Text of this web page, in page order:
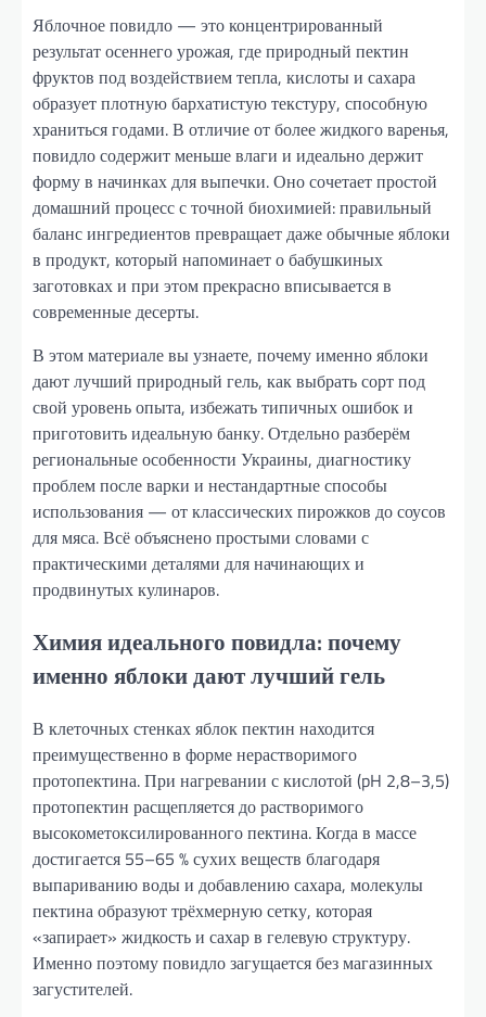
Яблочное повидло — это концентрированный
результат осеннего урожая, где природный пектин
фруктов под воздействием тепла, кислоты и сахара
образует плотную бархатистую текстуру, способную
храниться годами. В отличие от более жидкого варенья,
повидло содержит меньше влаги и идеально держит
форму в начинках для выпечки. Оно сочетает простой
домашний процесс с точной биохимией: правильный
баланс ингредиентов превращает даже обычные яблоки
в продукт, который напоминает о бабушкиных
заготовках и при этом прекрасно вписывается в
современные десерты.
В этом материале вы узнаете, почему именно яблоки
дают лучший природный гель, как выбрать сорт под
свой уровень опыта, избежать типичных ошибок и
приготовить идеальную банку. Отдельно разберём
региональные особенности Украины, диагностику
проблем после варки и нестандартные способы
использования — от классических пирожков до соусов
для мяса. Всё объяснено простыми словами с
практическими деталями для начинающих и
продвинутых кулинаров.
Химия идеального повидла: почему
именно яблоки дают лучший гель
В клеточных стенках яблок пектин находится
преимущественно в форме нерастворимого
протопектина. При нагревании с кислотой (pH 2,8–3,5)
протопектин расщепляется до растворимого
высокометоксилированного пектина. Когда в массе
достигается 55–65 % сухих веществ благодаря
выпариванию воды и добавлению сахара, молекулы
пектина образуют трёхмерную сетку, которая
«запирает» жидкость и сахар в гелевую структуру.
Именно поэтому повидло загущается без магазинных
загустителей.